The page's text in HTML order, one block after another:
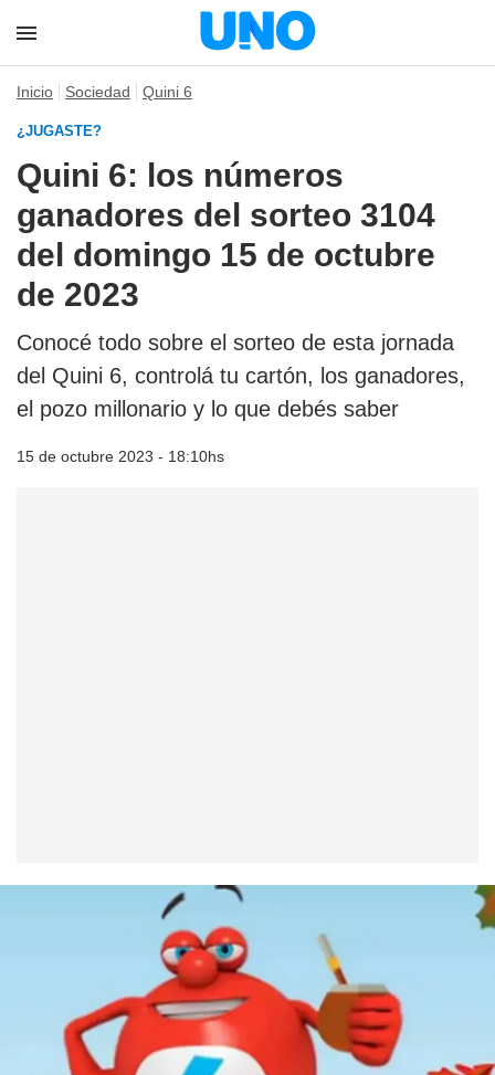
Inicio Sociedad Quini 6
¿JUGASTE?
Quini 6: los números
ganadores del sorteo 3104
del domingo 15 de octubre
de 2023
Conocé todo sobre el sorteo de esta jornada
del Quini 6, controlá tu cartón, los ganadores,
el pozo millonario y lo que debés saber
15 de octubre 2023 - 18:10hs